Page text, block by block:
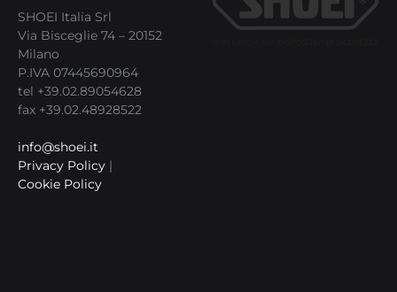
SHOEI Italia Srl
Via Bisceglie 74 – 20152
Milano
P.IVA 07445690964
tel +39.02.89054628
fax +39.02.48928522
info@shoei.it
Privacy Policy |
Cookie Policy